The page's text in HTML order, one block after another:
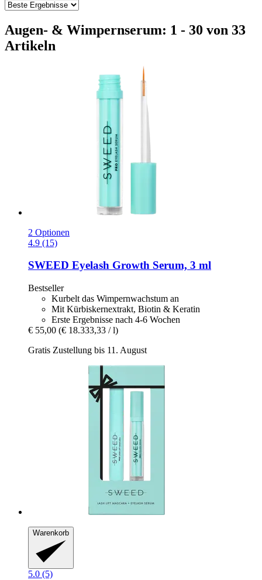
Augen- & Wimpernserum: 1 - 30 von 33
Artikeln
2 Optionen
4.9 (15)
SWEED Eyelash Growth Serum, 3 ml
Bestseller
Kurbelt das Wimpernwachstum an
Mit Kürbiskernextrakt, Biotin & Keratin
Erste Ergebnisse nach 4-6 Wochen
€ 55,00 (€ 18.333,33 / l)
Gratis Zustellung bis 11. August
Warenkorb
5.0 (5)